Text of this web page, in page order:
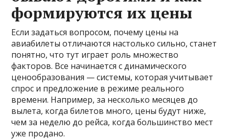
формируются их цены
Если задаться вопросом, почему цены на
авиабилеты отличаются настолько сильно, станет
понятно, что тут играет роль множество
факторов. Все начинается с динамического
ценообразования — системы, которая учитывает
спрос и предложение в режиме реального
времени. Например, за несколько месяцев до
вылета, когда билетов много, цены будут ниже,
чем за неделю до рейса, когда большинство мест
уже продано.